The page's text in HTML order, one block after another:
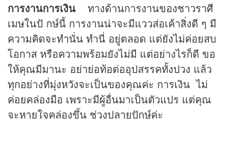
การงานการเงิน ทางด้านการงานของชาวราศี
เมษในปั กษ์นี้ การงานน่าจะมีแววส่อเค้าสิ่งดี ๆ มี
ความคิดจะทํานั่น ทํานี่ อยู่ตลอด แต่ยังไม่ค่อยสบ
โอกาส หรือความพร้อมยังไม่มี แต่อย่างไรก็ดี ขอ
ให้คุณมีมานะ อย่าย่อท้อต่ออุปสรรคทั้งปวง แล้ว
ทุกอย่างที่มุ่งหวังจะเป็นของคุณค่ะ การเงิน ไม่
ค่อยคล่องมือ เพราะมีผู้อื่นมาเป็นตัวแปร แต่คุณ
จะหายใจคล่องขึ้น ช่วงปลายปักษ์ค่ะ